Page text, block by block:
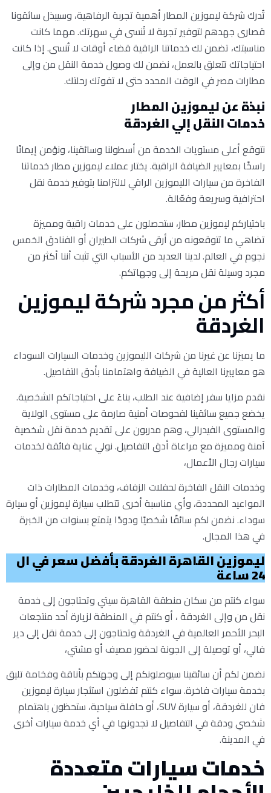
تُدرك شركة ليموزين المطار أهمية تجربة الرفاهية، وسيبذل سائقونا
قصارى جهدهم لتوفير تجربة لا تُنسى في سهرتك. مهما كانت
مناسبتك، تضمن لك خدماتنا الراقية قضاء أوقات لا تُنسى. إذا كانت
احتياجاتك تتعلق بالعمل، نضمن لك وصول خدمة النقل من وإلى
مطارات مصر في الوقت المحدد حتى لا تفوتك رحلتك.
نبذة عن ليموزين المطار
خدمات النقل إلي الغردقة
نتوقع أعلى مستويات الخدمة من أسطولنا وسائقينا، ونؤمن إيمانًا
راسخًا بمعايير الضيافة الراقية. يختار عملاء ليموزين مطار خدماتنا
الفاخرة من سيارات الليموزين الراقي لالتزامنا بتوفير خدمة نقل
احترافية وسريعة وفعّالة.
باختياركم ليموزين مطار، ستحصلون على خدمات راقية ومميزة
تضاهي ما تتوقعونه من أرقى شركات الطيران أو الفنادق الخمس
نجوم في العالم. لدينا العديد من الأسباب التي تثبت أننا أكثر من
مجرد وسيلة نقل مريحة إلى وجهاتكم.
أكثر من مجرد شركة ليموزين
الغردقة
ما يميزنا عن غيرنا من شركات الليموزين وخدمات السيارات السوداء
هو معاييرنا العالية في الضيافة واهتمامنا بأدق التفاصيل.
نقدم مزايا سفر إضافية عند الطلب، بناءً على احتياجاتكم الشخصية.
يخضع جميع سائقينا لفحوصات أمنية صارمة على مستوى الولاية
والمستوى الفيدرالي، وهم مدربون على تقديم خدمة نقل شخصية
آمنة ومميزة مع مراعاة أدق التفاصيل. نولي عناية فائقة لخدمات
سيارات رجال الأعمال،
وخدمات النقل الفاخرة لحفلات الزفاف، وخدمات المطارات ذات
المواعيد المحددة، وأي مناسبة أخرى تتطلب سيارة ليموزين أو سيارة
سوداء. نضمن لكم سائقًا شخصيًا ودودًا يتمتع بسنوات من الخبرة
في هذا المجال.
ليموزين القاهرة الغردقة بأفضل سعر في ال
24 ساعة
سواء كنتم من سكان منطقة القاهرة سيتي وتحتاجون إلى خدمة
نقل من وإلى الغردقة ، أو كنتم في المنطقة لزيارة أحد منتجعات
البحر الأحمر العالمية في الغردقة وتحتاجون إلى خدمة نقل إلى دير
فالي، أو توصيلة إلى الجونة لحضور مصيف أو مشتي،
نضمن لكم أن سائقينا سيوصلونكم إلى وجهتكم بأناقة وفخامة تليق
بخدمة سيارات فاخرة. سواء كنتم تفضلون استئجار سيارة ليموزين
فان للغردقة، أو سيارة SUV، أو حافلة سياحية، ستحظون باهتمام
شخصي ودقة في التفاصيل لا تجدونها في أي خدمة سيارات أخرى
في المدينة.
خدمات سيارات متعددة